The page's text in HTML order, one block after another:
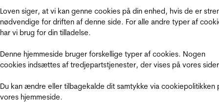
Loven siger, at vi kan genne cookies på din enhed, hvis de er
nødvendige for driften af denne side. For alle andre typer af
har vi brug for din tilladelse.
Denne hjemmeside bruger forskellige typer af cookies. Nogen
cookies indsættes af tredjepartstjenester, der vises på vores
Du kan ændre eller tilbagekalde dit samtykke via cookiepolitikken
vores hjemmeside.